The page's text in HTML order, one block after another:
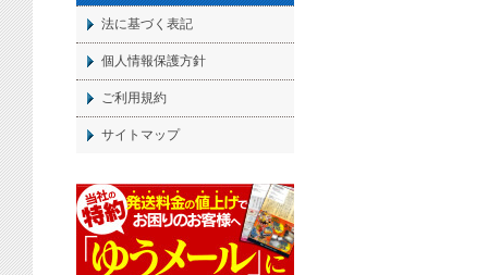
法に基づく表記
個人情報保護方針
ご利用規約
サイトマップ